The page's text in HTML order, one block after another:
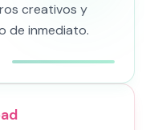
creativos y
de inmediato.